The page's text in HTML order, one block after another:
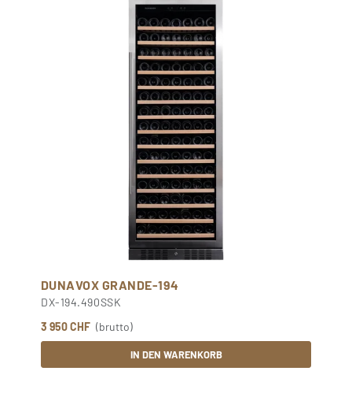
DUNAVOX GRANDE-194
DX-194.490SSK
3 950 CHF (brutto)
IN DEN WARENKORB